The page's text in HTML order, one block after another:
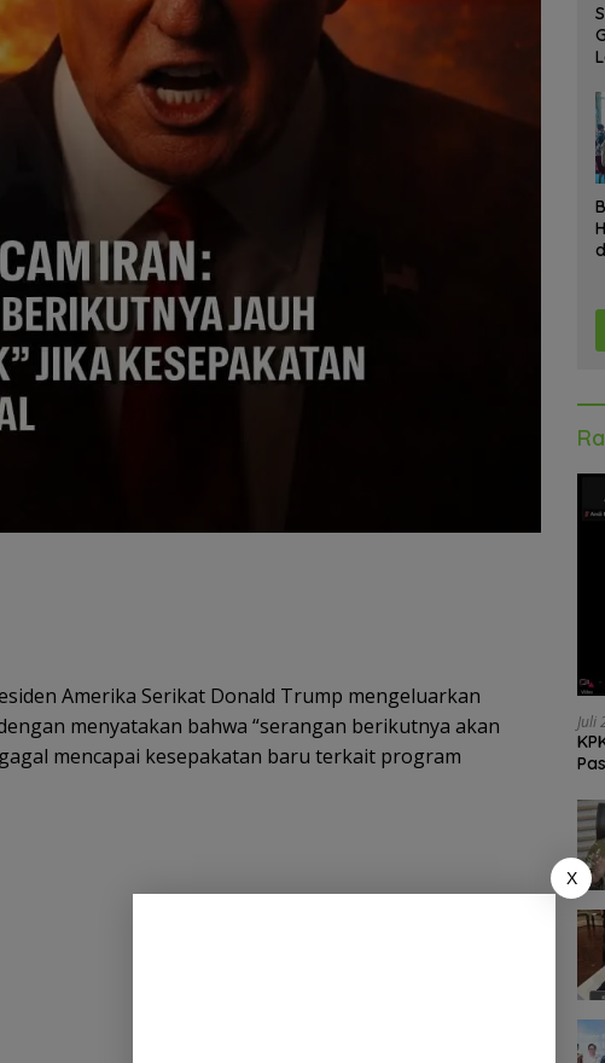
Amerika Serikat Donald Trump mengeluarkan
menyatakan bahwa “serangan berikutnya akan
mencapai kesepakatan baru terkait program
Juli
X